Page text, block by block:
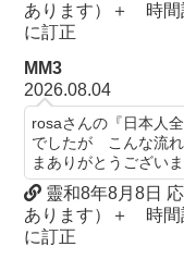
あります）＋ 時間
に訂正
MM3
2026.08.04
rosaさんの『日本人
でしたが こんな流
まありがとうござ
靈和8年8月8日
あります）＋ 時間
に訂正